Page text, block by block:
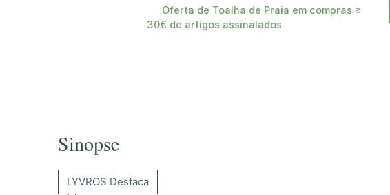
Oferta de Toalha de Praia em compras ≥
30€ de artigos assinalados
Sinopse
LYVROS Destaca